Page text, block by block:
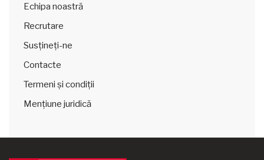
Echipa noastră
Recrutare
Susțineți-ne
Contacte
Termeni și condiții
Mențiune juridică